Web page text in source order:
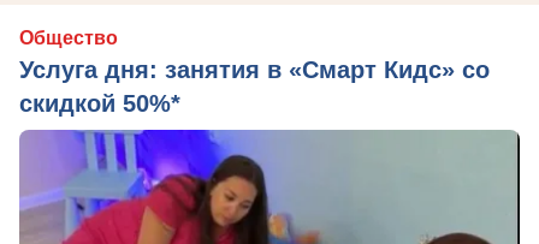
Общество
Услуга дня: занятия в «Смарт Кидс» со
скидкой 50%*